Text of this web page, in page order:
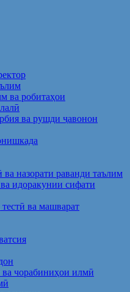
ва робитаҳои
ва рушди ҷавонон
назорати раванди таълим
идоракунии сифати
ва машварат
чорабиниҳои илмӣ